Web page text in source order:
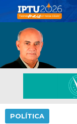
POLÍTICA